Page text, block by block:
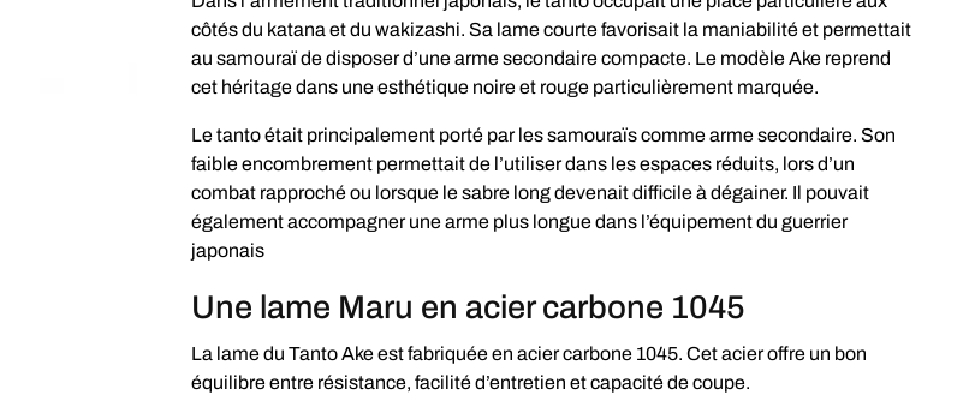
côtés du katana et du wakizashi. Sa lame courte favorisait la maniabilité et permettait
au samouraï de disposer d’une arme secondaire compacte. Le modèle Ake reprend
cet héritage dans une esthétique noire et rouge particulièrement marquée.
Le tanto était principalement porté par les samouraïs comme arme secondaire. Son
faible encombrement permettait de l’utiliser dans les espaces réduits, lors d’un
combat rapproché ou lorsque le sabre long devenait difficile à dégainer. Il pouvait
également accompagner une arme plus longue dans l’équipement du guerrier
japonais
Une lame Maru en acier carbone 1045
La lame du Tanto Ake est fabriquée en acier carbone 1045. Cet acier offre un bon
équilibre entre résistance, facilité d’entretien et capacité de coupe.